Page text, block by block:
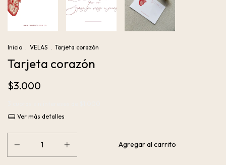
Inicio VELAS Tarjeta corazón
Tarjeta corazón
$3.000
Ver más detalles